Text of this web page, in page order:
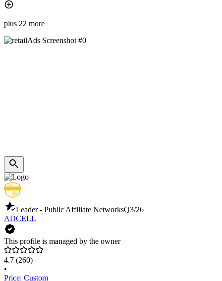
plus 22 more
Leader - Public Affiliate NetworksQ3/26
ADCELL
This profile is managed by the owner
4.7 (260)
•
Price: Custom